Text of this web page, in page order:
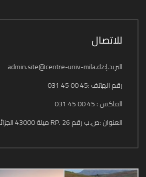
للاتصال
البريد.إ:admin.site@centre-univ-mila.dz
رقم الهاتف :45 00 45 031
الفاكس : 45 00 45 031
العنوان :ص.ب رقم 26 .RP ميلة 43000 الجزائر